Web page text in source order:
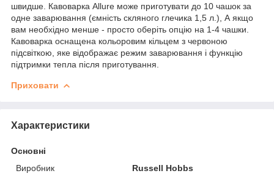
швидше. Кавоварка Allure може приготувати до 10 чашок за
одне заварювання (ємність скляного глечика 1,5 л.), А якщо
вам необхідно менше - просто оберіть опцію на 1-4 чашки.
Кавоварка оснащена кольоровим кільцем з червоною
підсвіткою, яке відображає режим заварювання і функцію
підтримки тепла після приготування.
Приховати
Характеристики
Основні
Виробник
Russell Hobbs